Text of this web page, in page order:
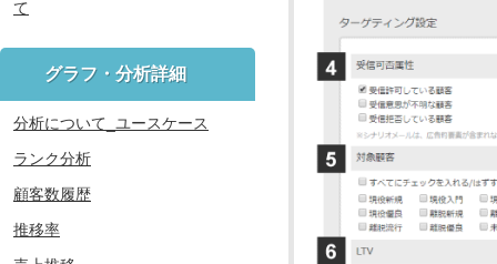
て
グラフ・分析詳細
分析について_ユースケース
ランク分析
顧客数履歴
推移率